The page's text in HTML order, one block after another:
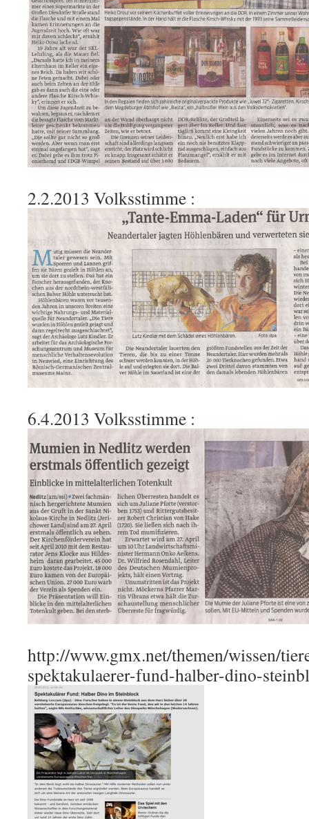
2.2.2013 Volksstimme :
6.4.2013 Volksstimme :
http://www.gmx.net/themen/wissen/
spektakulaerer-fund-halber-dino-